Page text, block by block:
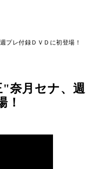
プレ付録ＤＶＤに初登場！
"奈月セナ、週
！